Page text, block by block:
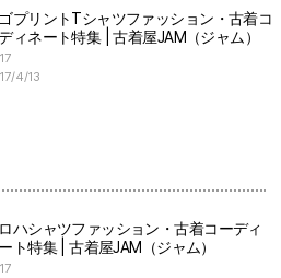
プリントTシャツファッション・古着コ
ィネート特集 | 古着屋JAM（ジャム）
4/13
ハシャツファッション・古着コーディ
ト特集 | 古着屋JAM（ジャム）